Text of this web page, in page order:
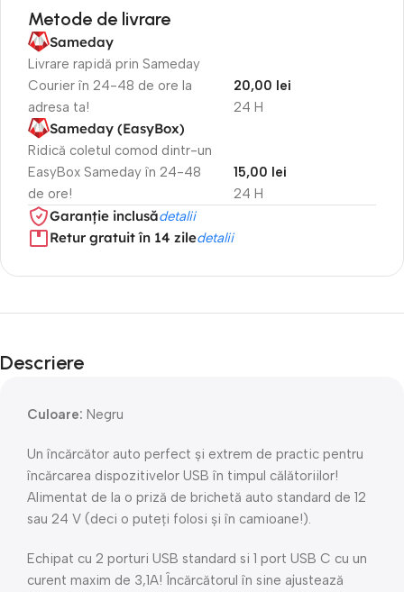
Metode de livrare
Sameday
Livrare rapidă prin Sameday
Courier în 24-48 de ore la
adresa ta!
24 H
20,00 lei
Sameday (EasyBox)
Ridică coletul comod dintr-un
EasyBox Sameday în 24-48
de ore!
24 H
15,00 lei
Garanție inclusădetalii
Retur gratuit în 14 ziledetalii
Descriere
Culoare: Negru
Un încărcător auto perfect și extrem de practic pentru
încărcarea dispozitivelor USB în timpul călătoriilor!
Alimentat de la o priză de brichetă auto standard de 12
sau 24 V (deci o puteți folosi și în camioane!).
Echipat cu 2 porturi USB standard si 1 port USB C cu un
curent maxim de 3,1A! Încărcătorul în sine ajustează